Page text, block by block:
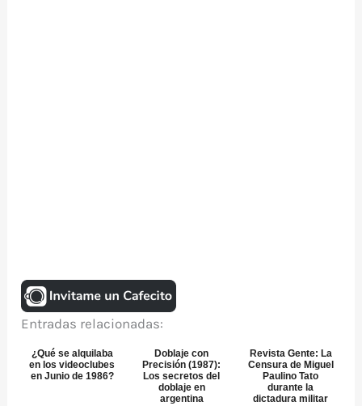
Entradas relacionadas:
¿Qué se alquilaba
en los videoclubes
en Junio de 1986?
Doblaje con
Precisión (1987):
Los secretos del
doblaje en
argentina
Revista Gente: La
Censura de Miguel
Paulino Tato
durante la
dictadura militar